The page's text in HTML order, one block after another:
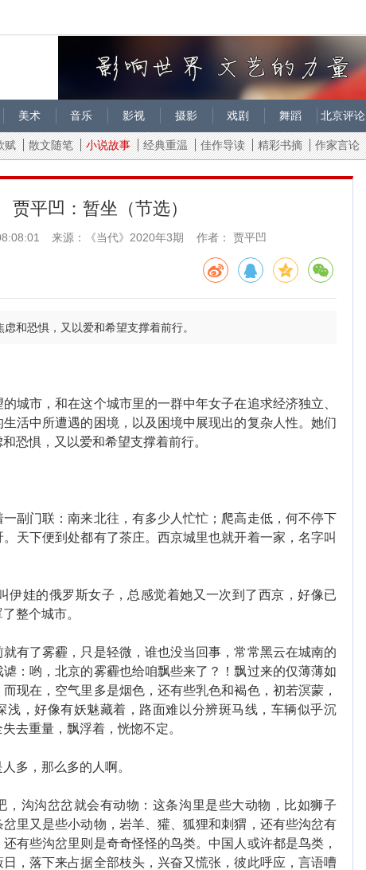
美术 音乐 影视 摄影 戏剧 舞蹈 北京评论
赋 散文随笔 小说故事 经典重温 佳作导读 精彩书摘 作家言论
贾平凹：暂坐（节选）
来源：《当代》2020年3期 作者： 贾平凹
和恐惧，又以爱和希望支撑着前行。
市，和在这个城市里的一群中年女子在追求经济独立、
活中所遭遇的困境，以及困境中展现出的复杂人性。她们
恐惧，又以爱和希望支撑着前行。
门联：南来北往，有多少人忙忙；爬高走低，何不停下
天下便到处都有了茶庄。西京城里也就开着一家，名字叫
娃的俄罗斯女子，总感觉着她又一次到了西京，好像已
整个城市。
了雾霾，只是轻微，谁也没当回事，常常黑云在城南的
：哟，北京的雾霾也给咱飘些来了？！飘过来的仅薄薄如
现在，空气里多是烟色，还有些乳色和褐色，初若溟蒙，
浅，好像有妖魅藏着，路面难以分辨斑马线，车辆似乎沉
去重量，飘浮着，恍惚不定。
，那么多的人啊。
沟沟岔岔就会有动物：这条沟里是些大动物，比如狮子
里又是些小动物，岩羊、獾、狐狸和刺猬，还有些沟岔有
有些沟岔里则是奇奇怪怪的鸟类。中国人或许都是鸟类，
，落下来占据全部枝头，兴奋又慌张，彼此呼应，言语嘈